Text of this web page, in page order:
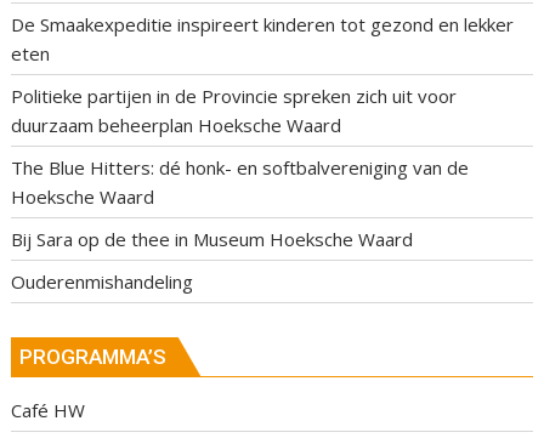
De Smaakexpeditie inspireert kinderen tot gezond en lekker
eten
Politieke partijen in de Provincie spreken zich uit voor
duurzaam beheerplan Hoeksche Waard
The Blue Hitters: dé honk- en softbalvereniging van de
Hoeksche Waard
Bij Sara op de thee in Museum Hoeksche Waard
Ouderenmishandeling
PROGRAMMA’S
Café HW